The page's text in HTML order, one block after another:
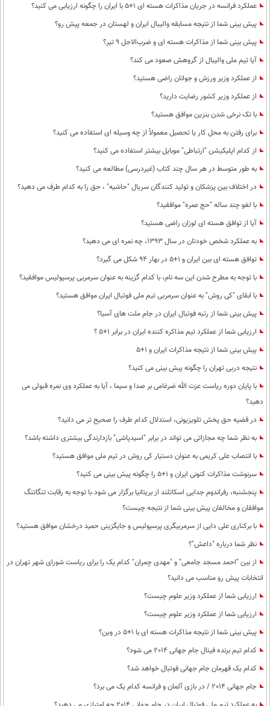
عملکرد فرانسه در جریان مذاکرات هسته ای 1+5 با ایران را چگونه ارزیابی می کنید؟
پیش بینی شما از نتیجه مسابقه والیبال ایران و لهستان در جمعه پیش رو؟
پیش بینی شما از مذاکرات هسته ای و ضرب‌الاجل 9 تیر؟
آیا تیم ملی والیبال از گروهش صعود می کند؟
از عملکرد وزیر ورزش و جوانان راضی هستید؟
از عملکرد وزیر کشور رضایت دارید؟
با تک نرخی شدن بنزین موافق هستید؟
برای رفتن به محل کار یا تحصیل معمولاً از چه وسیله ای استفاده می کنید؟
از کدام اپلیکیشن "ارتباطی" موبایل بیشتر استفاده می کنید؟
به طور متوسط در هر سال چند کتاب (غیردرسی) مطالعه می کنید؟
در اختلاف بین پزشکان و تولید کنندگان سریال "حاشیه" ، حق را به کدام طرف می دهید؟
با لغو چند ساله "حج عمره" موافقید؟
آیا از توافق هسته ای لوزان راضی هستید؟
به عملکرد شخص خودتان در سال 1393، چه نمره ای می دهید؟
توافق هسته ای بین ایران و 1+5 در بهار 94 شکل می گیرد؟
با توجه به مطرح شدن این سه نام، با کدام گزینه به عنوان سرمربی پرسپولیس موافقید؟
با ابقای "کی روش" به عنوان سرمربی تیم ملی فوتبال ایران موافق هستید؟
پیش بینی شما از رتبه فوتبال ایران در جام ملت های آسیا؟
ارزیابی شما از عملکرد تیم مذاکره کننده ایران در برابر 1+5 ؟
پیش بینی شما از نتیجه مذاکرات ایران و 1+5
نتیجه دربی تهران را چگونه پیش بینی می کنید؟
با پایان دوره ریاست عزت الله ضرغامی بر صدا و سیما ، آیا به عملکرد وی نمره قبولی می
دهید؟
در قضیه حق پخش تلویزیونی، استدلال کدام طرف را صحیح تر می دانید؟
به نظر شما چه مجازاتی می تواند در برابر "اسید‌پاشی" بازدارندگی بیشتری داشته باشد؟
با انتصاب علی کریمی به عنوان دستیار کی روش در تیم ملی موافق هستید؟
سرنوشت مذاکرات کنونی ایران و 1+5 را چگونه پیش بینی می کنید؟
پنجشنبه، رفراندوم جدایی اسکاتلند از بریتانیا برگزار می شود.با توجه به رقابت تنگاتنگ
موافقان و مخالفان پیش بینی شما از نتیجه چیست؟
با برکناری علی دایی از سرمربیگری پرسپولیس و جایگزینی حمید درخشان موافق هستید؟
نظر شما درباره "داعش"؟
از بین "احمد مسجد جامعی" و "مهدی چمران" کدام یک را برای ریاست شورای شهر تهران در
انتخابات پیش رو مناسب می دانید؟
ارزیابی شما از عملکرد وزیر علوم چیست؟
ارزیابی شما از عملکرد وزیر علوم چیست؟
پیش بینی شما از نتیجه مذاکرات هسته ای با 1+5 در وین؟
کدام تیم برنده فینال جام جهانی 2014 می شود؟
کدام یک قهرمان جام جهانی فوتبال خواهد شد؟
جام جهانی 2014 / در بازی آلمان و فرانسه کدام یک می برد؟